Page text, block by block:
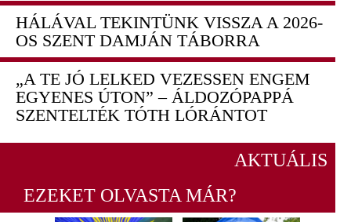
HÁLÁVAL TEKINTÜNK VISSZA A 2026-
OS SZENT DAMJÁN TÁBORRA
„A TE JÓ LELKED VEZESSEN ENGEM
EGYENES ÚTON” – ÁLDOZÓPAPPÁ
SZENTELTÉK TÓTH LÓRÁNTOT
AKTUÁLIS
EZEKET OLVASTA MÁR?